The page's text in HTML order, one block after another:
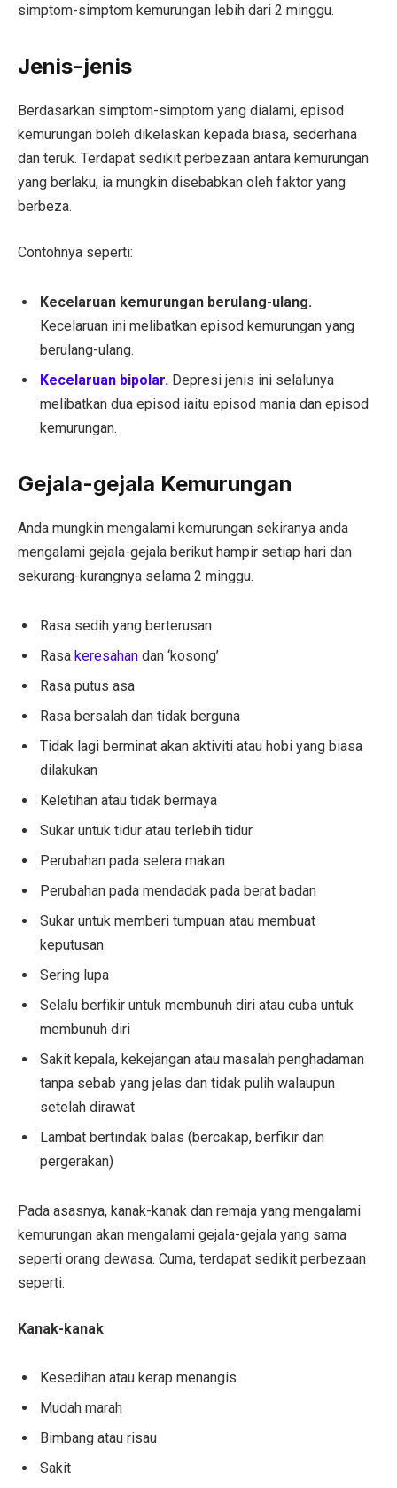
simptom-simptom kemurungan lebih dari 2 minggu.
Jenis-jenis
Berdasarkan simptom-simptom yang dialami, episod
kemurungan boleh dikelaskan kepada biasa, sederhana
dan teruk. Terdapat sedikit perbezaan antara kemurungan
yang berlaku, ia mungkin disebabkan oleh faktor yang
berbeza.
Contohnya seperti:
Kecelaruan kemurungan berulang-ulang.
Kecelaruan ini melibatkan episod kemurungan yang
berulang-ulang.
Kecelaruan bipolar. Depresi jenis ini selalunya
melibatkan dua episod iaitu episod mania dan episod
kemurungan.
Gejala-gejala Kemurungan
Anda mungkin mengalami kemurungan sekiranya anda
mengalami gejala-gejala berikut hampir setiap hari dan
sekurang-kurangnya selama 2 minggu.
Rasa sedih yang berterusan
Rasa keresahan dan ‘kosong’
Rasa putus asa
Rasa bersalah dan tidak berguna
Tidak lagi berminat akan aktiviti atau hobi yang biasa
dilakukan
Keletihan atau tidak bermaya
Sukar untuk tidur atau terlebih tidur
Perubahan pada selera makan
Perubahan pada mendadak pada berat badan
Sukar untuk memberi tumpuan atau membuat
keputusan
Sering lupa
Selalu berfikir untuk membunuh diri atau cuba untuk
membunuh diri
Sakit kepala, kekejangan atau masalah penghadaman
tanpa sebab yang jelas dan tidak pulih walaupun
setelah dirawat
Lambat bertindak balas (bercakap, berfikir dan
pergerakan)
Pada asasnya, kanak-kanak dan remaja yang mengalami
kemurungan akan mengalami gejala-gejala yang sama
seperti orang dewasa. Cuma, terdapat sedikit perbezaan
seperti:
Kanak-kanak
Kesedihan atau kerap menangis
Mudah marah
Bimbang atau risau
Sakit